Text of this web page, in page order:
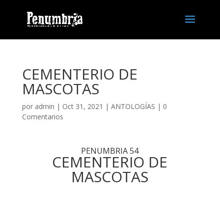
CEMENTERIO DE
MASCOTAS
por admin | Oct 31, 2021 | ANTOLOGÍAS | 0
Comentarios
PENUMBRIA 54
CEMENTERIO DE
MASCOTAS